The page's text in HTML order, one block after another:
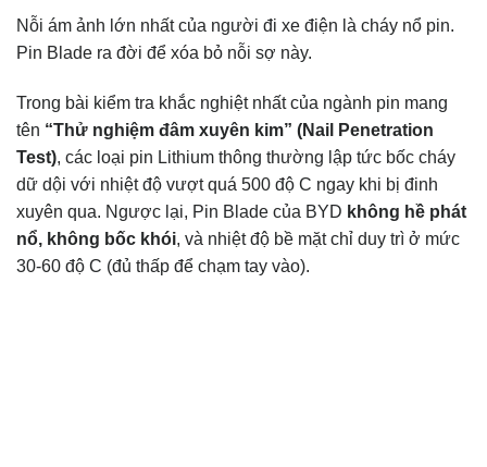
Nỗi ám ảnh lớn nhất của người đi xe điện là cháy nổ pin.
Pin Blade ra đời để xóa bỏ nỗi sợ này.
Trong bài kiểm tra khắc nghiệt nhất của ngành pin mang
tên “Thử nghiệm đâm xuyên kim” (Nail Penetration
Test), các loại pin Lithium thông thường lập tức bốc cháy
dữ dội với nhiệt độ vượt quá 500 độ C ngay khi bị đinh
xuyên qua. Ngược lại, Pin Blade của BYD không hề phát
nổ, không bốc khói, và nhiệt độ bề mặt chỉ duy trì ở mức
30-60 độ C (đủ thấp để chạm tay vào).